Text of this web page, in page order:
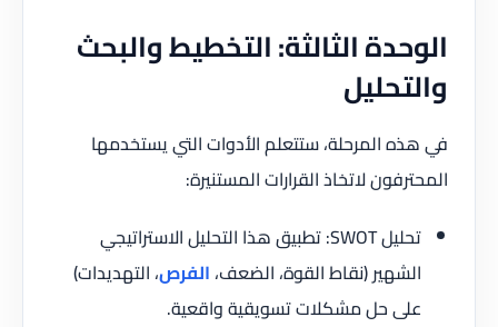
الوحدة الثالثة: التخطيط والبحث
والتحليل
في هذه المرحلة، ستتعلم الأدوات التي يستخدمها
المحترفون لاتخاذ القرارات المستنيرة:
تحليل SWOT: تطبيق هذا التحليل الاستراتيجي
الشهير (نقاط القوة، الضعف،الفرص، التهديدات)
على حل مشكلات تسويقية واقعية.